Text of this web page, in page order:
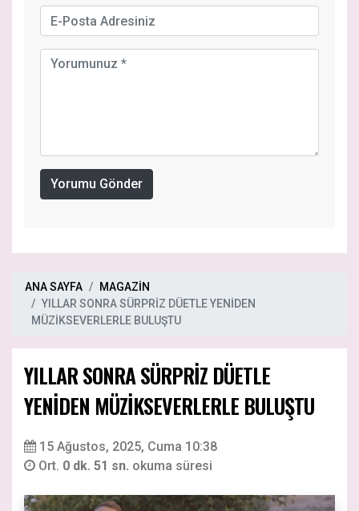
Yorumu Gönder
ANA SAYFA
MAGAZİN
YILLAR SONRA SÜRPRİZ DÜETLE YENİDEN
MÜZİKSEVERLERLE BULUŞTU
YILLAR SONRA SÜRPRİZ DÜETLE
YENİDEN MÜZİKSEVERLERLE BULUŞTU
15 Ağustos, 2025, Cuma 10:38
Ort. 0 dk. 51 sn. okuma süresi